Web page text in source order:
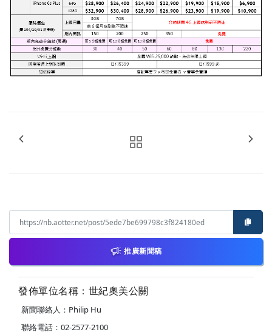
推廣新聞稿
發佈單位名稱：世紀奧美公關
新聞聯絡人：Philip Hu
聯絡電話：02-2577-2100